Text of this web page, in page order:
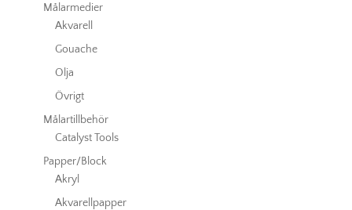
Målarmedier
Akvarell
Gouache
Olja
Övrigt
Målartillbehör
Catalyst Tools
Papper/Block
Akryl
Akvarellpapper